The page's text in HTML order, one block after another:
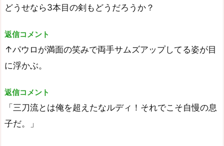
どうせなら3本目の剣もどうだろうか？
返信コメント
↑パウロが満面の笑みで両手サムズアップしてる姿が目
に浮かぶ。
返信コメント
「三刀流とは俺を超えたなルディ！それでこそ自慢の息
子だ。」